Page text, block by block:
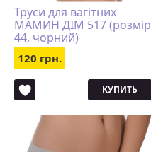
Труси для вагітних
МАМИН ДІМ 517 (розмір
44, чорний)
120 грн.
КУПИТЬ